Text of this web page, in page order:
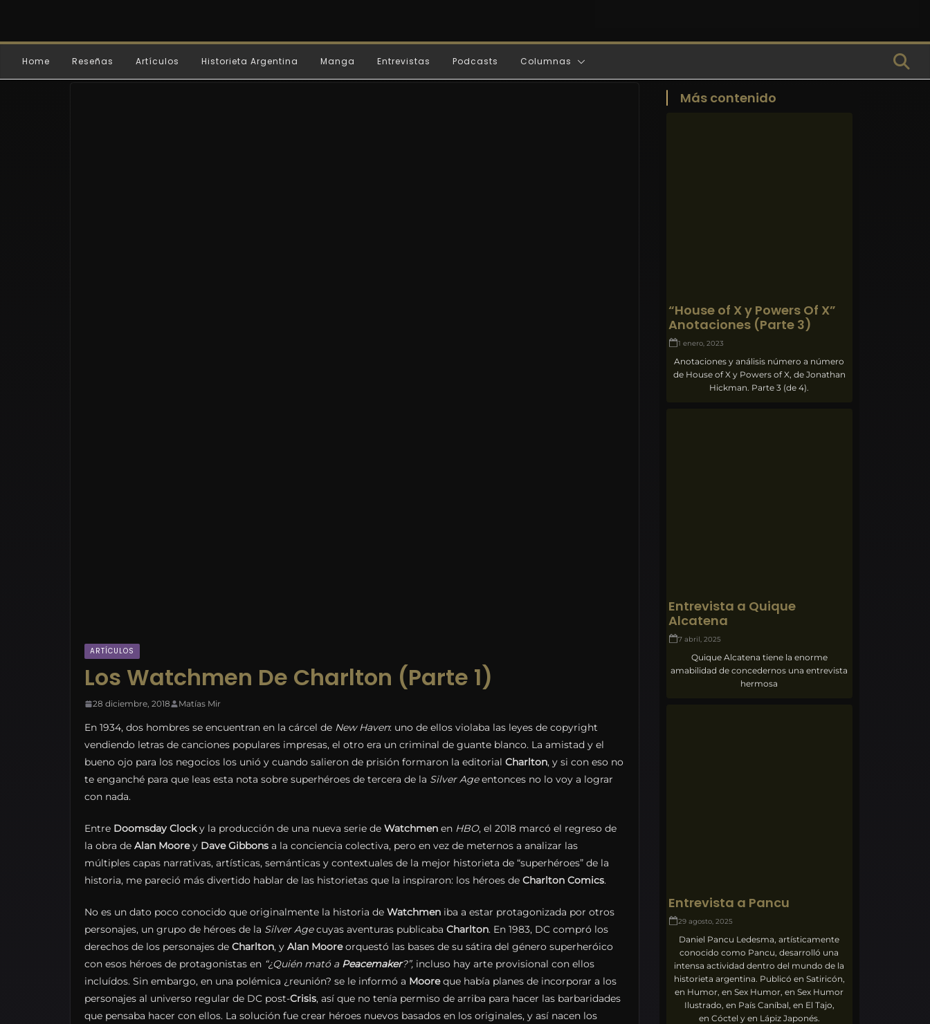
Home Reseñas Artículos Historieta Argentina Manga Entrevistas Podcasts Columnas
ARTÍCULOS
Los Watchmen De Charlton (Parte 1)
28 diciembre, 2018 Matías Mir
En 1934, dos hombres se encuentran en la cárcel de New Haven: uno de ellos violaba las leyes de copyright
vendiendo letras de canciones populares impresas, el otro era un criminal de guante blanco. La amistad y el
bueno ojo para los negocios los unió y cuando salieron de prisión formaron la editorial Charlton, y si con eso no
te enganché para que leas esta nota sobre superhéroes de tercera de la Silver Ageentonces no lo voy a lograr
con nada.
Entre Doomsday Clocky la producción de una nueva serie de Watchmen en HBO, el 2018 marcó el regreso de
la obra de Alan Moorey Dave Gibbons a la conciencia colectiva, pero en vez de meternos a analizar las
múltiples capas narrativas, artísticas, semánticas y contextuales de la mejor historieta de “superhéroes” de la
historia, me pareció más divertido hablar de las historietas que la inspiraron: los héroes de Charlton Comics.
No es un dato poco conocido que originalmente la historia de Watchmen iba a estar protagonizada por otros
personajes, un grupo de héroes de la Silver Agecuyas aventuras publicaba Charlton. En 1983, DC compró los
derechos de los personajes de Charlton, y Alan Mooreorquestó las bases de su sátira del género superheróico
con esos héroes de protagonistas en “¿Quién mató a Peacemaker?”, incluso hay arte provisional con ellos
incluídos. Sin embargo, en una polémica ¿reunión? se le informó a Mooreque había planes de incorporar a los
personajes al universo regular de DC post-Crisis, así que no tenía permiso de arriba para hacer las barbaridades
que pensaba hacer con ellos. La solución fue crear héroes nuevos basados en los originales, y así nacen los
Más contenido
“House of X y Powers Of X”
Anotaciones (Parte 3)
1 enero, 2023
Anotaciones y análisis número a número
de House of X y Powers of X, de Jonathan
Hickman. Parte 3 (de 4).
Entrevista a Quique
Alcatena
7 abril, 2025
Quique Alcatena tiene la enorme
amabilidad de concedernos una entrevista
hermosa
Entrevista a Pancu
29 agosto, 2025
Daniel Pancu Ledesma, artísticamente
conocido como Pancu, desarrolló una
intensa actividad dentro del mundo de la
historieta argentina. Publicó en Satiricón,
en Humor, en Sex Humor, en Sex Humor
Ilustrado, en País Caníbal, en El Tajo,
en Cóctel y en Lápiz Japonés.